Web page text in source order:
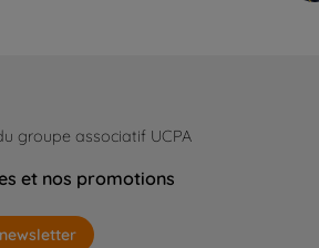
groupe associatif UCPA
et nos promotions